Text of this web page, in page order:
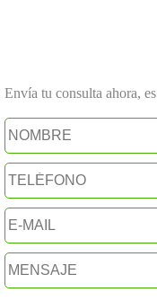
Envía tu consulta ahora,